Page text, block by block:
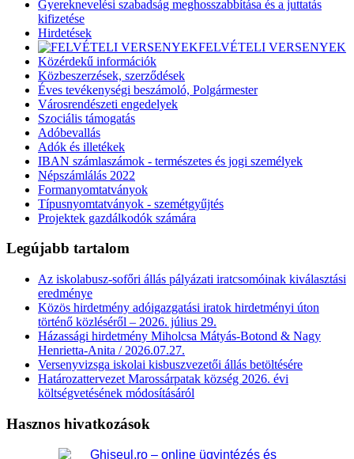
Gyereknevelési szabadság meghosszabbítása és a juttatás
kifizetése
Hirdetések
FELVÉTELI VERSENYEK
Közérdekű információk
Közbeszerzések, szerződések
Éves tevékenységi beszámoló, Polgármester
Városrendészeti engedelyek
Szociális támogatás
Adóbevallás
Adók és illetékek
IBAN számlaszámok - természetes és jogi személyek
Népszámlálás 2022
Formanyomtatványok
Típusnyomtatványok - szemétgyűjtés
Projektek gazdálkodók számára
Legújabb tartalom
Az iskolabusz-sofőri állás pályázati iratcsomóinak kiválasztási
eredménye
Közös hirdetmény adóigazgatási iratok hirdetményi úton
történő közléséről – 2026. július 29.
Házassági hirdetmény Miholcsa Mátyás-Botond & Nagy
Henrietta-Anita / 2026.07.27.
Versenyvizsga iskolai kisbuszvezetői állás betöltésére
Határozattervezet Marossárpatak község 2026. évi
költségvetésének módosításáról
Hasznos hivatkozások